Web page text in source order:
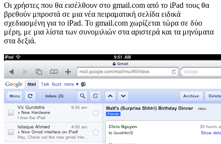
Οι χρήστες που θα εισέλθουν στο gmail.com από το iPad τους θα
βρεθούν μπροστά σε μια νέα πειραματική σελίδα ειδικά
σχεδιασμένη για το iPad. Το gmail.com χωρίζεται τώρα σε δύο
μέρη, με μια λίστα των συνομιλιών στα αριστερά και τα μηνύματα
στα δεξιά.